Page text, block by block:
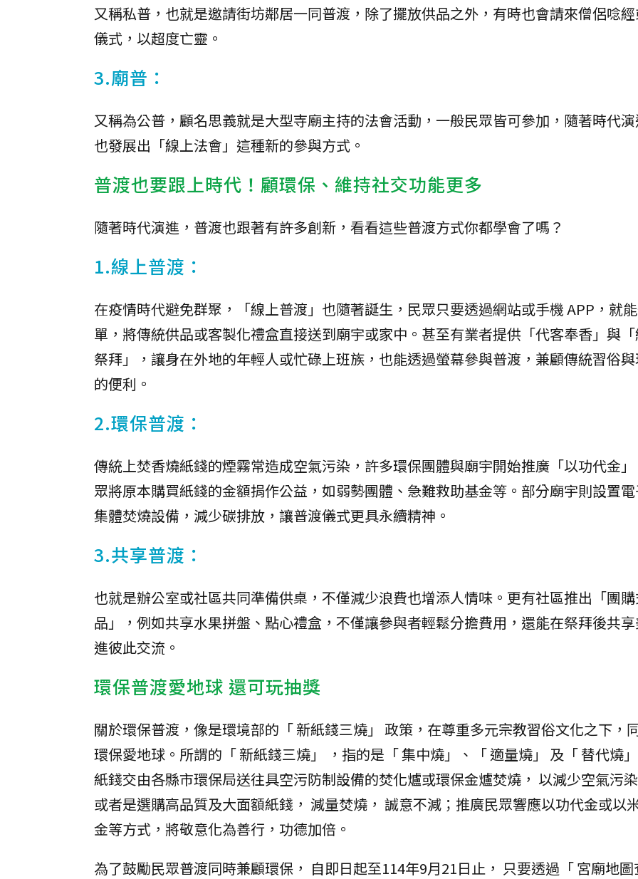
又稱私普，也就是邀請街坊鄰居一同普渡，除了擺放供品之外，有時也會請來僧侶唸
儀式，以超度亡靈。
3.廟普：
又稱為公普，顧名思義就是大型寺廟主持的法會活動，一般民眾皆可參加，隨著時代
也發展出「線上法會」這種新的參與方式。
普渡也要跟上時代！顧環保、維持社交功能更多
隨著時代演進，普渡也跟著有許多創新，看看這些普渡方式你都學會了嗎？
1.線上普渡：
在疫情時代避免群聚，「線上普渡」也隨著誕生，民眾只要透過網站或手機 APP，就
單，將傳統供品或客製化禮盒直接送到廟宇或家中。甚至有業者提供「代客奉香」與
祭拜」，讓身在外地的年輕人或忙碌上班族，也能透過螢幕參與普渡，兼顧傳統習俗
的便利。
2.環保普渡：
傳統上焚香燒紙錢的煙霧常造成空氣污染，許多環保團體與廟宇開始推廣「以功代金
眾將原本購買紙錢的金額捐作公益，如弱勢團體、急難救助基金等。部分廟宇則設置
集體焚燒設備，減少碳排放，讓普渡儀式更具永續精神。
3.共享普渡：
也就是辦公室或社區共同準備供桌，不僅減少浪費也增添人情味。更有社區推出「團
品」，例如共享水果拼盤、點心禮盒，不僅讓參與者輕鬆分擔費用，還能在祭拜後共
進彼此交流。
環保普渡愛地球 還可玩抽獎
關於環保普渡，像是環境部的「 新紙錢三燒」 政策，在尊重多元宗教習俗文化之下，
環保愛地球。所謂的「 新紙錢三燒」 ，指的是「 集中燒」、「 適量燒」 及「 替代燒
紙錢交由各縣市環保局送往具空污防制設備的焚化爐或環保金爐焚燒， 以減少空氣污
或者是選購高品質及大面額紙錢， 減量焚燒， 誠意不減；推廣民眾響應以功代金或以
金等方式，將敬意化為善行，功德加倍。
為了鼓勵民眾普渡同時兼顧環保， 自即日起至114年9月21日止， 只要透過「 宮廟地